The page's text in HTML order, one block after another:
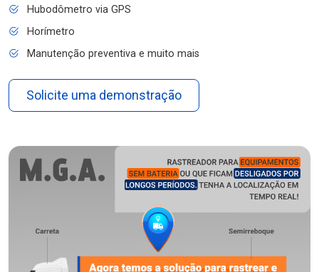
Hubodômetro via GPS
Horímetro
Manutenção preventiva e muito mais
Solicite uma demonstração